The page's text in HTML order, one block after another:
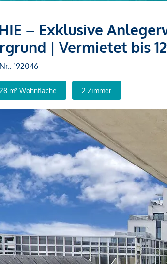
– Exklusive
| Vermietet bis
192046
m² Wohnfläche 2 Zimmer